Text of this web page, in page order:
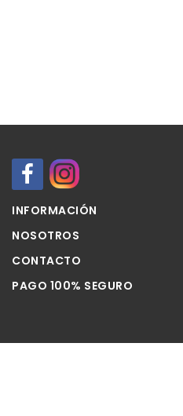
INFORMACIÓN
NOSOTROS
CONTACTO
PAGO 100% SEGURO